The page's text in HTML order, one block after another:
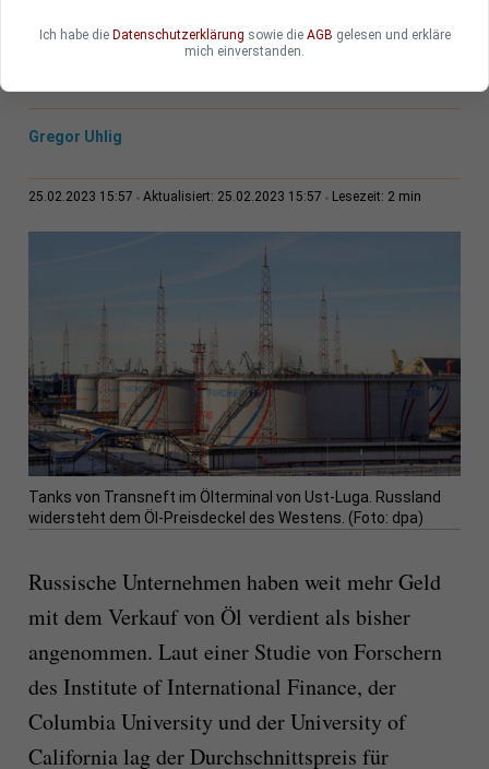
deutlich teurer.
Gregor Uhlig
25.02.2023 15:57 Aktualisiert: 25.02.2023 15:57 Lesezeit: 2 min
Tanks von Transneft im Ölterminal von Ust-Luga. Russland
widersteht dem Öl-Preisdeckel des Westens. (Foto: dpa)
Russische Unternehmen haben weit mehr Geld
mit dem Verkauf von Öl verdient als bisher
angenommen. Laut einer Studie von Forschern
des Institute of International Finance, der
Columbia University und der University of
California lag der Durchschnittspreis für
Ich habe die Datenschutzerklärung sowie die AGB gelesen und erkläre
mich einverstanden.